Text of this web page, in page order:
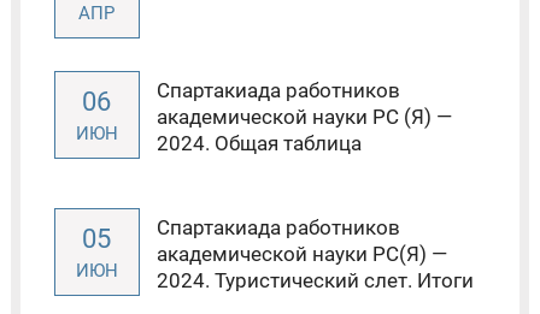
АПР
06
ИЮН
Спартакиада работников
академической науки РС (Я) —
2024. Общая таблица
05
ИЮН
Спартакиада работников
академической науки РС(Я) —
2024. Туристический слет. Итоги